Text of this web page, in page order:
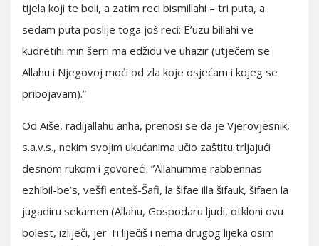
tijela koji te boli, a zatim reci bismillahi – tri puta, a
sedam puta poslije toga još reci: E’uzu billahi ve
kudretihi min šerri ma edžidu ve uhazir (utječem se
Allahu i Njegovoj moći od zla koje osjećam i kojeg se
pribojavam).”
Od Aiše, radijallahu anha, prenosi se da je Vjerovjesnik,
s.a.v.s., nekim svojim ukućanima učio zaštitu trljajući
desnom rukom i govoreći: ”Allahumme rabbennas
ezhibil-be’s, vešfi enteš-Šafi, la šifae illa šifauk, šifaen la
jugadiru sekamen (Allahu, Gospodaru ljudi, otkloni ovu
bolest, izliječi, jer Ti liječiš i nema drugog lijeka osim